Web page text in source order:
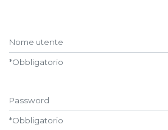
*Obbligatorio
Password
*Obbligatorio